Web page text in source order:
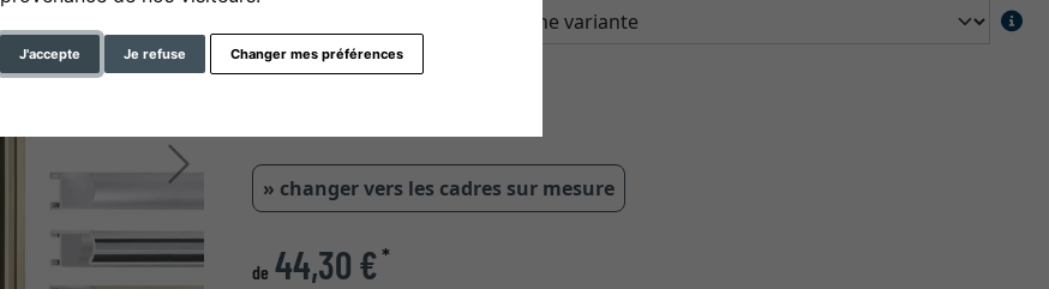
J'accepte Je refuse Changer mes préférences
Continuer
» changer vers les cadres sur mesure
de 44,30 €*